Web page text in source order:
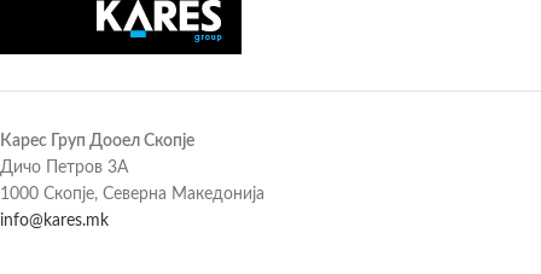
Карес Груп Дооел Скопје
Дичо Петров 3А
1000 Скопје, Северна Македонија
info@kares.mk